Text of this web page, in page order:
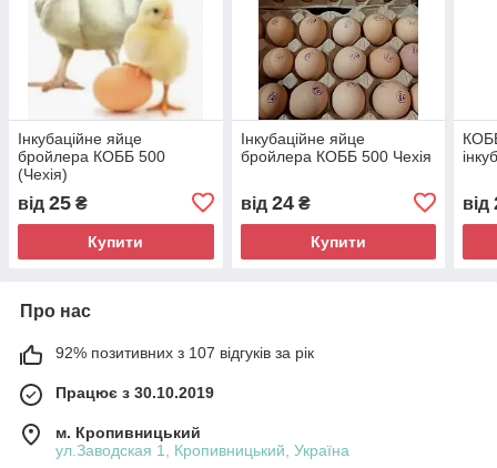
Інкубаційне яйце
бройлера КОББ 500
(Чехія)
від 25 ₴
Купити
Інкубаційне яйце
бройлера КОББ 500 Чехія
від 24₴
Купити
від
Про нас
92% позитивних з 107 відгуків за рік
Працює з 30.10.2019
м. Кропивницький
ул.Заводская 1, Кропивницький, Україна